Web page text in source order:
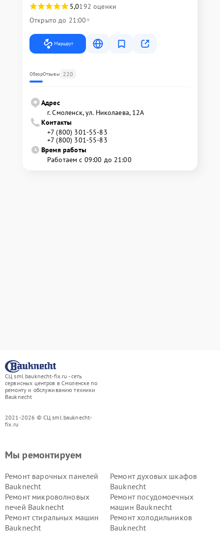
5,0192 оценки
Открыто до 21:00
Маршрут
ОбзорОтзывы 220
Адрес
г. Смоленск, ул. Николаева, 12А
Контакты
+7 (800) 301-55-83
+7 (800) 301-55-83
Время работы
Работаем с 09:00 до 21:00
СЦ sml.bauknecht-fix.ru - сеть
сервисных центров в Смоленске по
ремонту и обслуживанию техники
Bauknecht
2021-2026 © СЦ sml.bauknecht-
fix.ru
Мы ремонтируем
Ремонт варочных панелей
Bauknecht
Ремонт духовых шкафов
Bauknecht
Ремонт микроволновых
печей Bauknecht
Ремонт посудомоечных
машин Bauknecht
Ремонт стиральных машин
Bauknecht
Ремонт холодильников
Bauknecht